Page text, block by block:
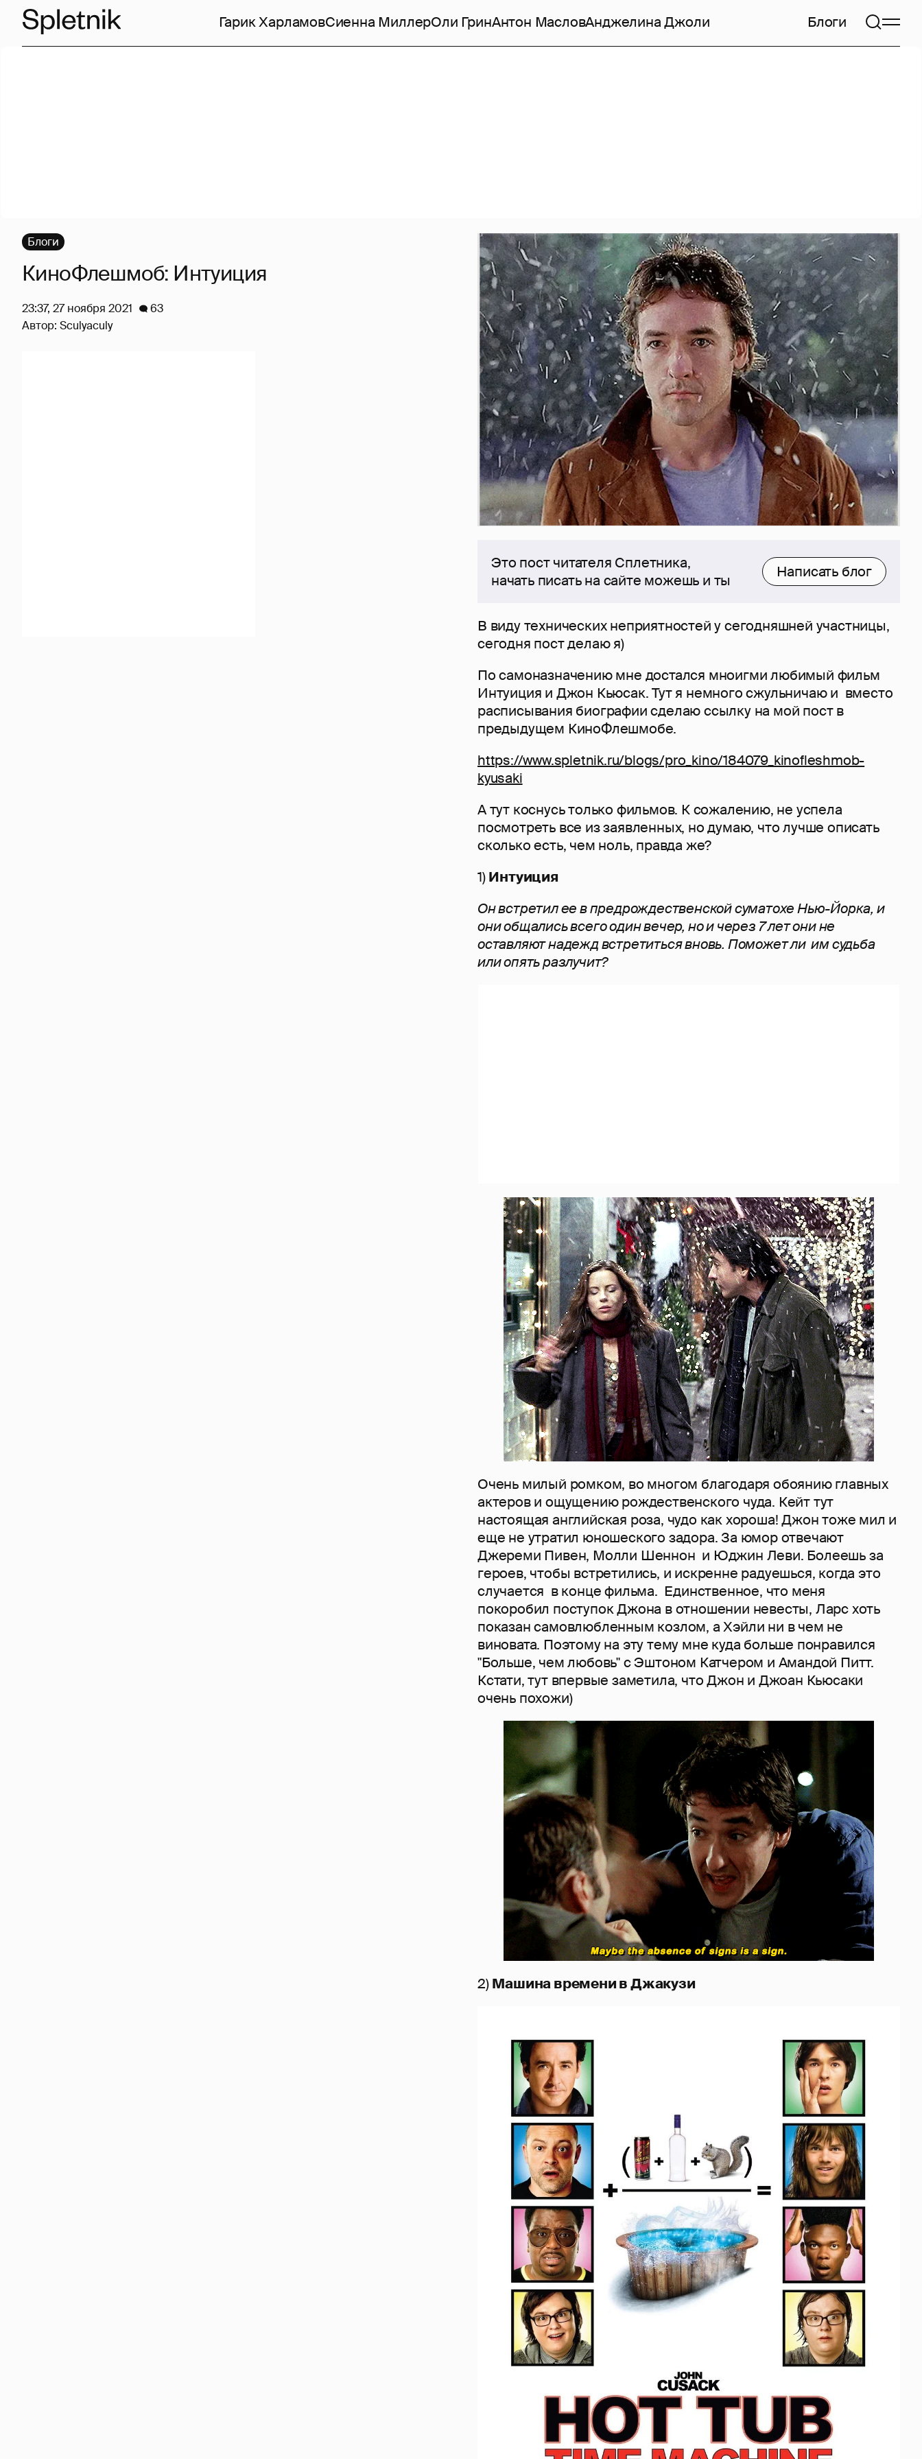
Гарик ХарламовСиенна МиллерОли ГринАнтон МасловАнджелина Джоли Блоги
Это пост читателя Сплетника,
начать писать на сайте можешь и ты
Написать блог
В виду технических неприятностей у сегодняшней участницы,
сегодня пост делаю я)
По самоназначению мне достался мноигми любимый фильм
Интуиция и Джон Кьюсак. Тут я немного сжульничаю и вместо
расписывания биографии сделаю ссылку на мой пост в
предыдущем КиноФлешмобе.
https://www.spletnik.ru/blogs/pro_kino/184079_kinofleshmob-
kyusaki
А тут коснусь только фильмов. К сожалению, не успела
посмотреть все из заявленных, но думаю, что лучше описать
сколько есть, чем ноль, правда же?
1)Интуиция
Он встретил ее в предрождественской суматохе Нью-Йорка, и
они общались всего один вечер, но и через 7 лет они не
оставляют надежд встретиться вновь. Поможет ли им судьба
или опять разлучит?
Очень милый ромком, во многом благодаря обоянию главных
актеров и ощущению рождественского чуда. Кейт тут
настоящая английская роза, чудо как хороша! Джон тоже мил и
еще не утратил юношеского задора. За юмор отвечают
Джереми Пивен, Молли Шеннон и Юджин Леви. Болеешь за
героев, чтобы встретились, и искренне радуешься, когда это
случается в конце фильма. Единственное, что меня
покоробил поступок Джона в отношении невесты, Ларс хоть
показан самовлюбленным козлом, а Хэйли ни в чем не
виновата. Поэтому на эту тему мне куда больше понравился
"Больше, чем любовь" с Эштоном Катчером и Амандой Питт.
Кстати, тут впервые заметила, что Джон и Джоан Кьюсаки
очень похожи)
2)Машина времени в Джакузи
Блоги
КиноФлешмоб: Интуиция
23:37, 27 ноября 2021
63
Автор: Sculyaculy